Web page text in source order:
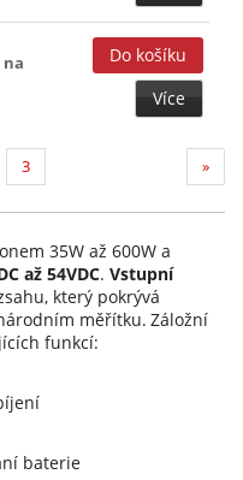
na
Více
3 »
35W až 600W a
až 54VDC. Vstupní
který pokrývá
měřítku. Záložní
funkcí:
baterie